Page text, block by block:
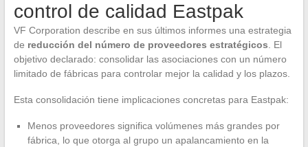
control de calidad Eastpak
VF Corporation describe en sus últimos informes una estrategia
de reducción del número de proveedores estratégicos. El
objetivo declarado: consolidar las asociaciones con un número
limitado de fábricas para controlar mejor la calidad y los plazos.
Esta consolidación tiene implicaciones concretas para Eastpak:
Menos proveedores significa volúmenes más grandes por
fábrica, lo que otorga al grupo un apalancamiento en la